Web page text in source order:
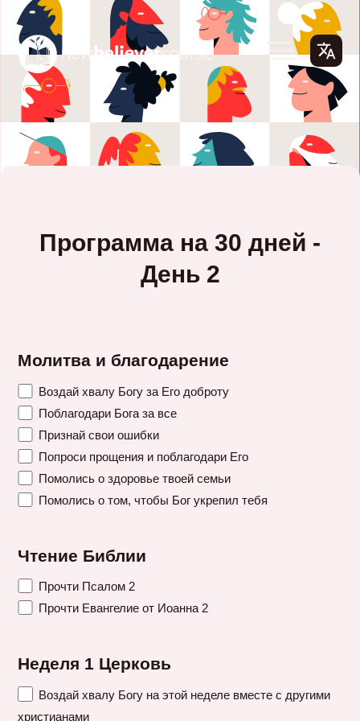
Программа на 30 дней -
День 2
Молитва и благодарение
Воздай хвалу Богу за Его доброту
Поблагодари Бога за все
Признай свои ошибки
Попроси прощения и поблагодари Его
Помолись о здоровье твоей семьи
Помолись о том, чтобы Бог укрепил тебя
Чтение Библии
Прочти Псалом 2
Прочти Евангелие от Иоанна 2
Неделя 1 Церковь
Воздай хвалу Богу на этой неделе вместе с другими
христианами